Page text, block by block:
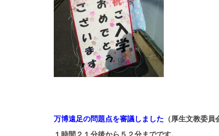
万博遠足の問題点を審議しました （厚生文教委員
１時間２１分後から５２分までです。